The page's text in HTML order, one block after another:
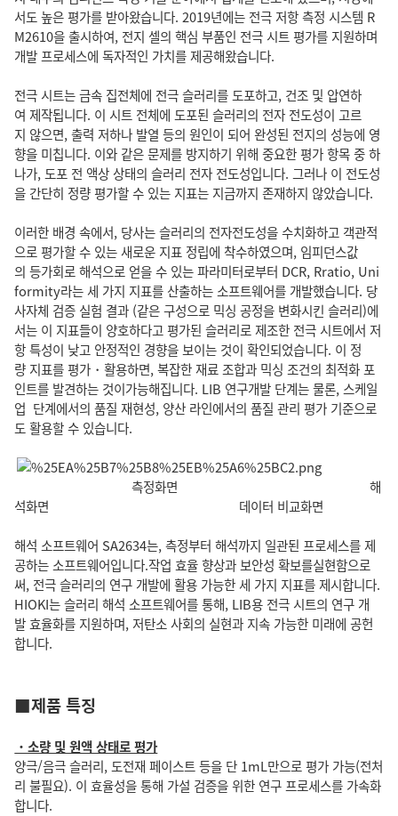
서도 높은 평가를 받아왔습니다. 2019년에는 전극 저항 측정 시스템 R
M2610을 출시하여, 전지 셀의 핵심 부품인 전극 시트 평가를 지원하며
개발 프로세스에 독자적인 가치를 제공해왔습니다.
전극 시트는 금속 집전체에 전극 슬러리를 도포하고, 건조 및 압연하
여 제작됩니다. 이 시트 전체에 도포된 슬러리의 전자 전도성이 고르
지 않으면, 출력 저하나 발열 등의 원인이 되어 완성된 전지의 성능에 영
향을 미칩니다. 이와 같은 문제를 방지하기 위해 중요한 평가 항목 중 하
나가, 도포 전 액상 상태의 슬러리 전자 전도성입니다. 그러나 이 전도성
을 간단히 정량 평가할 수 있는 지표는 지금까지 존재하지 않았습니다.
이러한 배경 속에서, 당사는 슬러리의 전자전도성을 수치화하고 객관적
으로 평가할 수 있는 새로운 지표 정립에 착수하였으며, 임피던스값
의 등가회로 해석으로 얻을 수 있는 파라미터로부터 DCR, Rratio, Uni
formity라는 세 가지 지표를 산출하는 소프트웨어를 개발했습니다. 당
사자체 검증 실험 결과 (같은 구성으로 믹싱 공정을 변화시킨 슬러리)에
서는 이 지표들이 양호하다고 평가된 슬러리로 제조한 전극 시트에서 저
항 특성이 낮고 안정적인 경향을 보이는 것이 확인되었습니다. 이 정
량 지표를 평가・활용하면, 복잡한 재료 조합과 믹싱 조건의 최적화 포
인트를 발견하는 것이가능해집니다. LIB 연구개발 단계는 물론, 스케일
업 단계에서의 품질 재현성, 양산 라인에서의 품질 관리 평가 기준으로
도 활용할 수 있습니다.
측정화면 해
석화면 데이터 비교화면
해석 소프트웨어 SA2634는, 측정부터 해석까지 일관된 프로세스를 제
공하는 소프트웨어입니다.작업 효율 향상과 보안성 확보를실현함으로
써, 전극 슬러리의 연구 개발에 활용 가능한 세 가지 지표를 제시합니다.
HIOKI는 슬러리 해석 소프트웨어를 통해, LIB용 전극 시트의 연구 개
발 효율화를 지원하며, 저탄소 사회의 실현과 지속 가능한 미래에 공헌
합니다.
■제품 특징
・소량 및 원액 상태로 평가
양극/음극 슬러리, 도전재 페이스트 등을 단 1mL만으로 평가 가능(전처
리 불필요). 이 효율성을 통해 가설 검증을 위한 연구 프로세스를 가속화
합니다.